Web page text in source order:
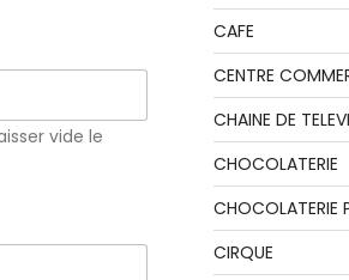
vide le
CAFE
CENTRE
CHAINE DE
CHOCOLATERIE
CHOCOLATERIE
CIRQUE